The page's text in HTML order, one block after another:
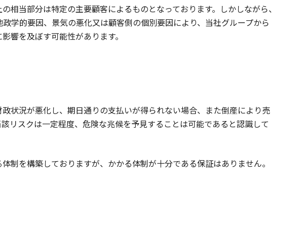
当部分は特定の主要顧客によるものとなっております。しかしながら、
学的要因、景気の悪化又は顧客側の個別要因により、当社グループから
響を及ぼす可能性があります。
状況が悪化し、期日通りの支払いが得られない場合、また倒産により売
リスクは一定程度、危険な兆候を予見することは可能であると認識して
を構築しておりますが、かかる体制が十分である保証はありません。